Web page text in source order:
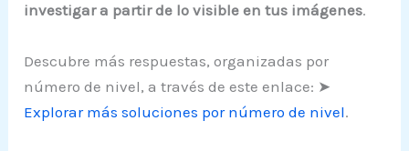
investigar a partir de lo visible en tus imágenes.
Descubre más respuestas, organizadas por
número de nivel, a través de este enlace: ➤
Explorar más soluciones por número de nivel.